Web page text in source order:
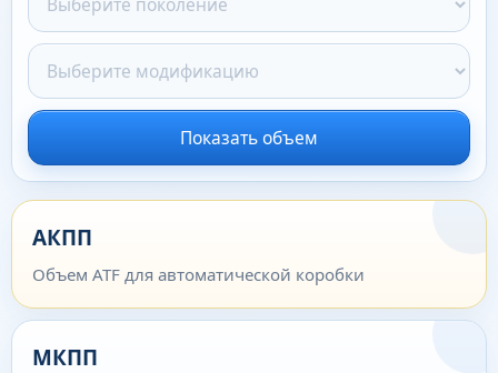
Показать объем
АКПП
Объем ATF для автоматической коробки
МКПП